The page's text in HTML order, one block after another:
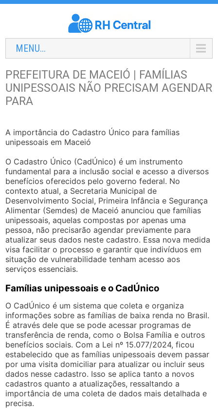
MENU...
PREFEITURA DE MACEIÓ | FAMÍLIAS
UNIPESSOAIS NÃO PRECISAM AGENDAR
PARA
A importância do Cadastro Único para famílias
unipessoais em Maceió
O Cadastro Único (CadÚnico) é um instrumento
fundamental para a inclusão social e acesso a diversos
benefícios oferecidos pelo governo federal. No
contexto atual, a Secretaria Municipal de
Desenvolvimento Social, Primeira Infância e Segurança
Alimentar (Semdes) de Maceió anunciou que famílias
unipessoais, aquelas compostas por apenas uma
pessoa, não precisarão agendar previamente para
atualizar seus dados neste cadastro. Essa nova medida
visa facilitar o processo e garantir que indivíduos em
situação de vulnerabilidade tenham acesso aos
serviços essenciais.
Famílias unipessoais e o CadÚnico
O CadÚnico é um sistema que coleta e organiza
informações sobre as famílias de baixa renda no Brasil.
É através dele que se pode acessar programas de
transferência de renda, como o Bolsa Família e outros
benefícios sociais. Com a Lei nº 15.077/2024, ficou
estabelecido que as famílias unipessoais devem passar
por uma visita domiciliar para atualizar ou incluir seus
dados nesse cadastro. Isso se aplica tanto a novos
cadastros quanto a atualizações, ressaltando a
importância de uma coleta de dados mais detalhada e
precisa.